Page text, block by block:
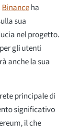
Binanceha
sua
nel progetto.
gli utenti
anche la sua
principale di
significativo
il che